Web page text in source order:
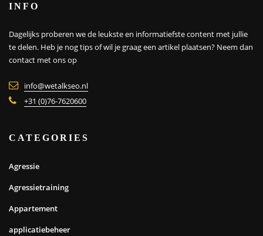
INFO
Dagelijks proberen we de leukste en informatiefste content met jullie
te delen. Heb je nog tips of wil je graag een artikel plaatsen? Neem dan
contact met ons op
info@wetalkseo.nl
+31 (0)76-7620600
CATEGORIES
Agressie
Agressietraining
Appartement
applicatiebeheer